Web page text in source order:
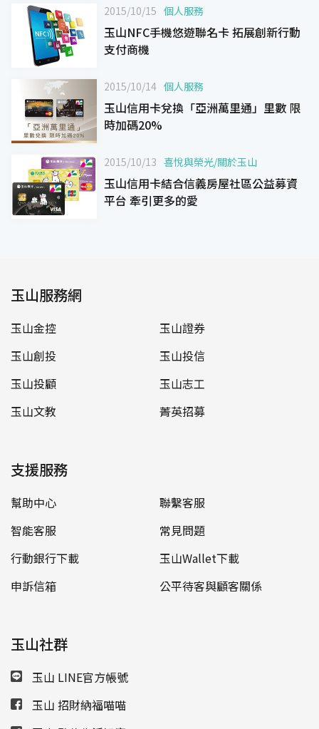
2015/10/15 個人服務
玉山NFC手機悠遊聯名卡 拓展創新行動
支付商機
2015/10/14 個人服務
玉山信用卡兌換「亞洲萬里通」里數 限
時加碼20%
2015/10/13 喜悅與榮光/關於玉山
玉山信用卡結合信義房屋社區公益募資
平台 牽引更多的愛
玉山服務網
玉山金控
玉山證券
玉山創投
玉山投信
玉山投顧
玉山志工
玉山文教
菁英招募
支援服務
幫助中心
聯繫客服
智能客服
常見問題
行動銀行下載
玉山Wallet下載
申訴信箱
公平待客與顧客關係
玉山社群
玉山 LINE官方帳號
玉山 招財納福喵喵